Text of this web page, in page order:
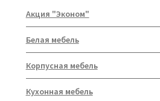
Акция "Эконом"
Белая мебель
Корпусная мебель
Кухонная мебель